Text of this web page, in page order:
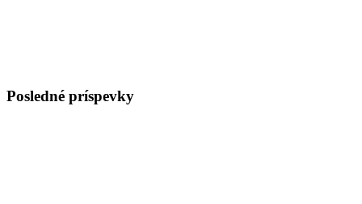
Posledné príspevky